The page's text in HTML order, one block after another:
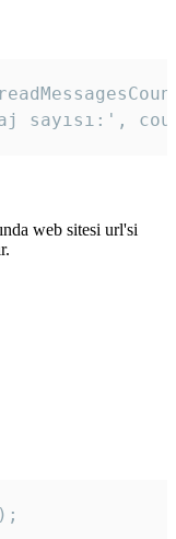
sayısı:',
web sitesi url'si